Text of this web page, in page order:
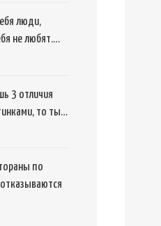
люди,
не любят.…
3 отличия
то ты…
по